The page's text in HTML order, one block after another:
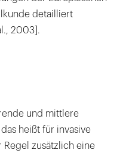
detailliert
2003].
und mittlere
heißt für invasive
Regel zusätzlich eine